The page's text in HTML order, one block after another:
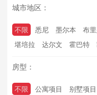
城市地区：
不限 悉尼 墨尔本 布
堪培拉
达尔文 霍巴特
房型：
不限 公寓项目 别墅项目